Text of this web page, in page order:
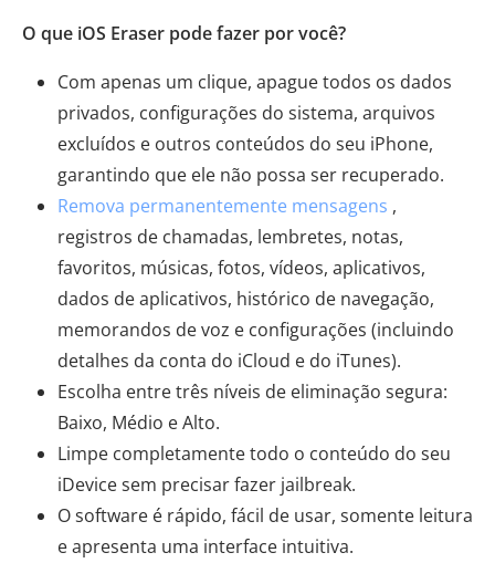
O que iOS Eraser pode fazer por você?
Com apenas um clique, apague todos os dados
privados, configurações do sistema, arquivos
excluídos e outros conteúdos do seu iPhone,
garantindo que ele não possa ser recuperado.
Remova permanentemente mensagens ,
registros de chamadas, lembretes, notas,
favoritos, músicas, fotos, vídeos, aplicativos,
dados de aplicativos, histórico de navegação,
memorandos de voz e configurações (incluindo
detalhes da conta do iCloud e do iTunes).
Escolha entre três níveis de eliminação segura:
Baixo, Médio e Alto.
Limpe completamente todo o conteúdo do seu
iDevice sem precisar fazer jailbreak.
O software é rápido, fácil de usar, somente leitura
e apresenta uma interface intuitiva.